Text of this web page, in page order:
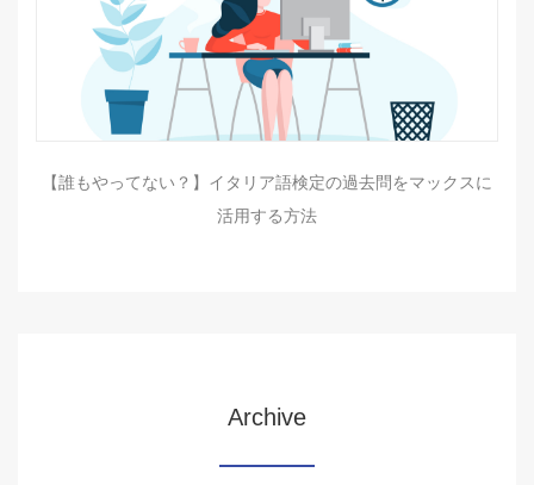
【誰もやってない？】イタリア語検定の過去問をマックスに
活用する方法
Archive